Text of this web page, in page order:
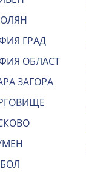
ГРАД
ОБЛАСТ
ЗАГОРА